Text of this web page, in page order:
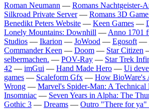
Roman Neumann — Romans Nachtgeister-
Silkroad Private Server— Romans 3D
Benedikt Peters Website — Keen Games —
Lonely Mountains: Downhill — Anno 1701
Studios — Ikarion — JoWood — Egosoft —
Commander Keen — Doom — Star Citizen
selbermachen. — POV-Ray — Star Trek
42 — imGui — Hand Made Hero — Ui
games — Scaleform Gfx — How BioWare's
Wrong — Marvel's Spider-Man: A Technical
Insomniac — Seven Years in Alpha: The
Gothic 3 — Dreams — Outro "There for